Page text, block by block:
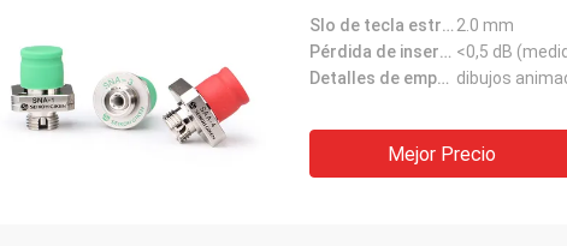
Slo de tecla estrecha: 2.0 mm
Pérdida de inserción: <0,5 dB
Detalles de empaquetado: dibujos
Mejor Precio